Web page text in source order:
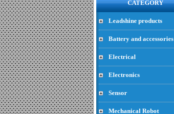
CATEGORY
Leadshine products
Battery and accessories
Electrical
Electronics
Sensor
Mechanical Robot
SRF 06 - Price : 27.39 USD